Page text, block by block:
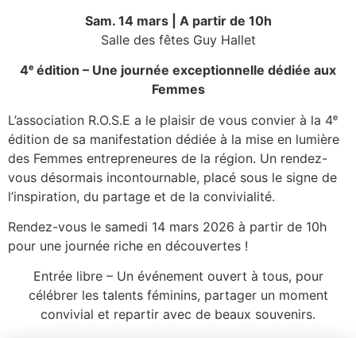
Sam. 14 mars | A partir de 10h
Salle des fêtes Guy Hallet
4ᵉ édition – Une journée exceptionnelle dédiée aux
Femmes
L’association R.O.S.E a le plaisir de vous convier à la 4ᵉ
édition de sa manifestation dédiée à la mise en lumière
des Femmes entrepreneures de la région. Un rendez-
vous désormais incontournable, placé sous le signe de
l’inspiration, du partage et de la convivialité.
Rendez-vous le samedi 14 mars 2026 à partir de 10h
pour une journée riche en découvertes !
Entrée libre – Un événement ouvert à tous, pour
célébrer les talents féminins, partager un moment
convivial et repartir avec de beaux souvenirs.